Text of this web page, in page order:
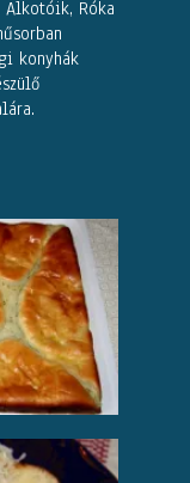
Alkotóik, Róka
konyhák